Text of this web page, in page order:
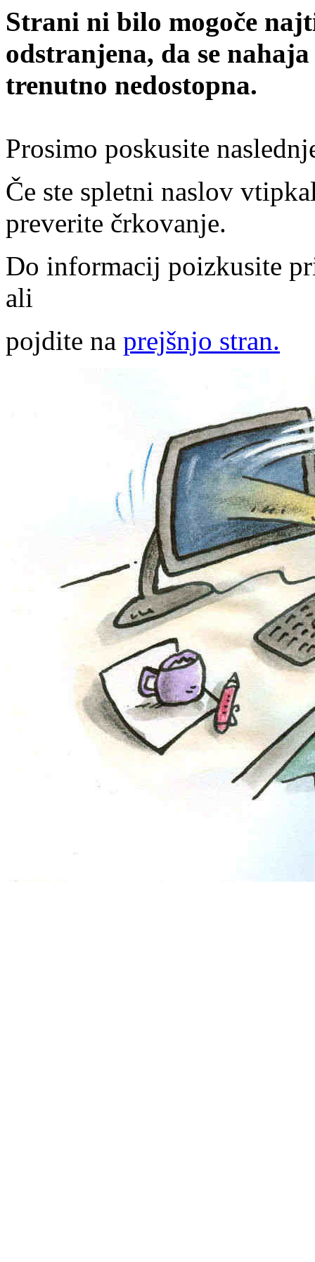
Strani ni bilo mogoče
odstranjena, da se
trenutno nedostopna.
Prosimo poskusite
Če ste spletni naslov
preverite črkovanje.
Do informacij poizkusite
ali
pojdite na prejšnjo stran.